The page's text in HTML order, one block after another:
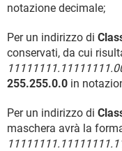
notazione decimale;
Per un indirizzo di
conservati, da cui
255.255.0.0 in
Per un indirizzo di
maschera avrà la